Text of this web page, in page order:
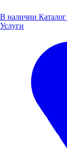
В наличии
Услуги
Построить
Пн-Пт: 08:00-
8 (800) 505 61 77
Автоцентры